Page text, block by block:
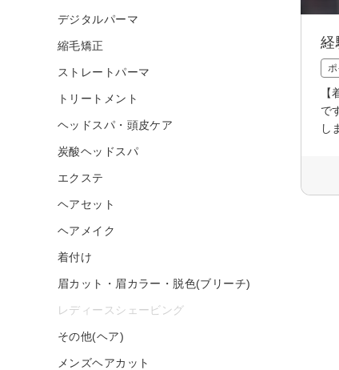
経
で
し
デジタルパーマ
縮毛矯正
ストレートパーマ
トリートメント
ヘッドスパ・頭皮ケア
炭酸ヘッドスパ
エクステ
ヘアセット
ヘアメイク
着付け
眉カット・眉カラー・脱色(ブリーチ)
レディースシェービング
その他(ヘア)
メンズヘアカット